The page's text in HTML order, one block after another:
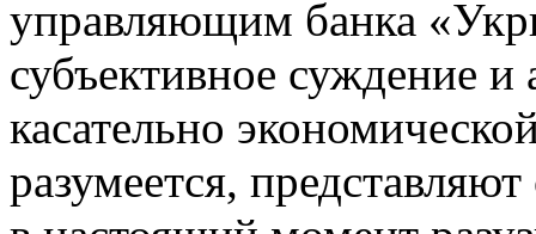
управляющим банка
субъективное суждение
касательно
разумеется,